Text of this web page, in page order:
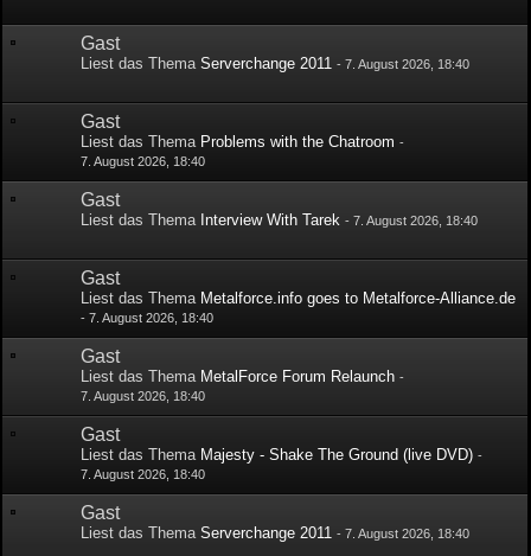
Gast
Liest das ThemaServerchange 2011 -7. August 2026, 18:40
Gast
Liest das Thema Problems with the Chatroom -
7. August 2026, 18:40
Gast
Liest das Thema Interview With Tarek -7. August 2026, 18:40
Gast
Liest das Thema Metalforce.info goes to Metalforce-Alliance.de
-7. August 2026, 18:40
Gast
Liest das Thema MetalForce Forum Relaunch -
7. August 2026, 18:40
Gast
Liest das Thema Majesty - Shake The Ground (live DVD) -
7. August 2026, 18:40
Gast
Liest das ThemaServerchange 2011 -7. August 2026, 18:40